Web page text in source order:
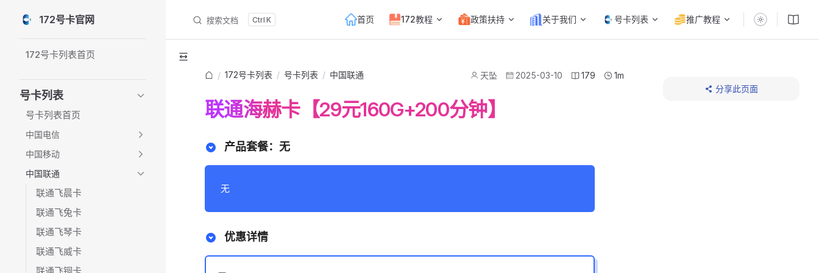
Skip to content
172号卡官网 搜索文档 K 首页 172教程 政策扶持 关于我们 号卡列表 推广教程
172号卡列表首页
号卡列表
号卡列表首页
中国电信
中国移动
中国联通
联通飞晨卡
联通飞兔卡
联通飞琴卡
联通飞威卡
分享此页面
/ 172号卡列表 / 号卡列表 / 中国联通 天坠 2025-03-10 179 1m
联通海赫卡【29元160G+200分钟】
产品套餐：无
无
优惠详情